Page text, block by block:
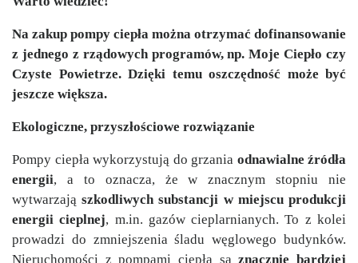
Na zakup pompy ciepła można otrzymać dofinansowanie
z jednego z rządowych programów, np. Moje Ciepło czy
Czyste Powietrze. Dzięki temu oszczędność może być
jeszcze większa.
Ekologiczne, przyszłościowe rozwiązanie
Pompy ciepła wykorzystują do grzania odnawialne źródła
energii, a to oznacza, że w znacznym stopniu nie
wytwarzająszkodliwych substancji w miejscu produkcji
energii cieplnej, m.in. gazów cieplarnianych. To z kolei
prowadzi do zmniejszenia śladu węglowego budynków.
Nieruchomości z pompami ciepła sąznacznie bardziej